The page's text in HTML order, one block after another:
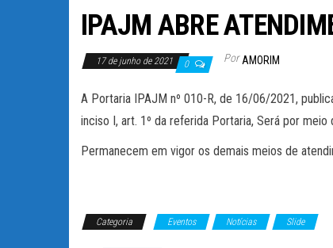
IPAJM ABRE
17 de junho de 2021 0 Por AMORIM
A Portaria IPAJM nº 010-R, de 16/06/2021,
inciso I, art. 1º da referida Portaria, Será por
Permanecem em vigor os demais meios de
Categoria Eventos Notícias Slide